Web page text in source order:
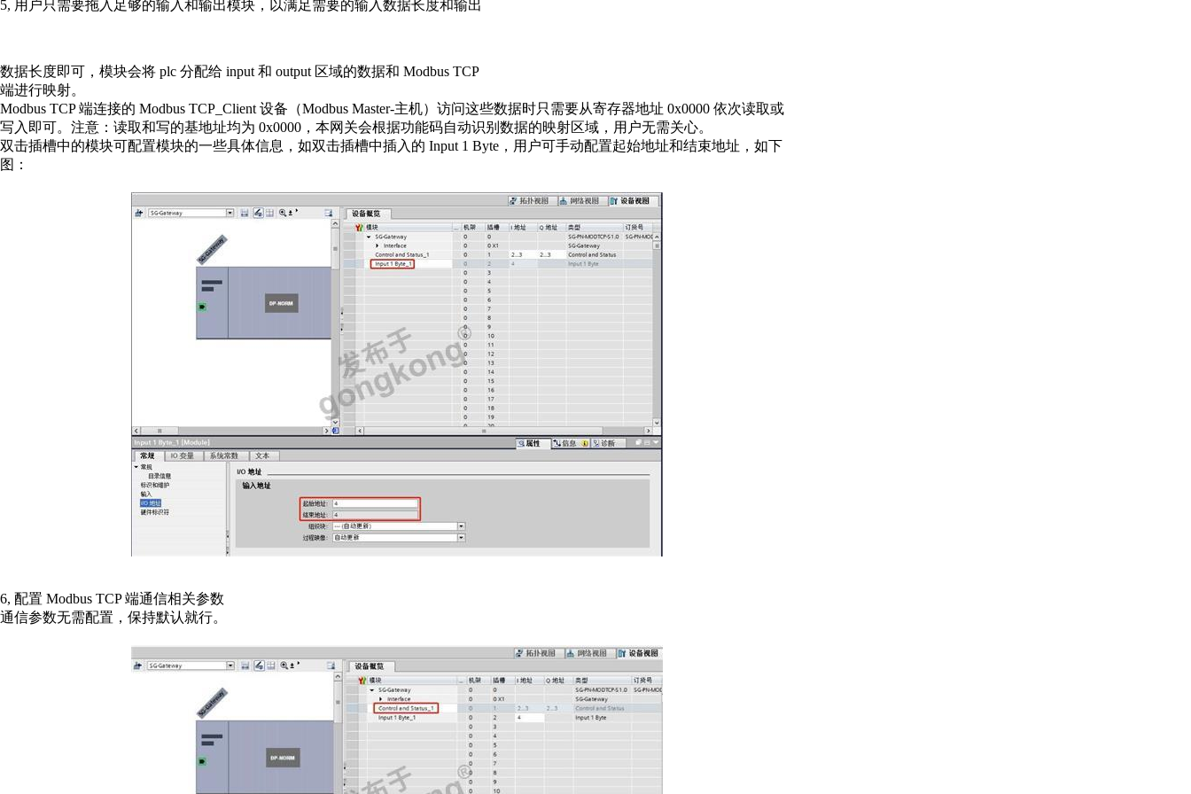
5, 用户只需要拖入足够的输入和输出模块，以满足需要的输入数据长度和输出
数据长度即可，模块会将 plc 分配给 input 和 output 区域的数据和 Modbus TCP
端进行映射。
Modbus TCP 端连接的 Modbus TCP_Client 设备（Modbus Master-主机）访问这些数据时只需要从寄存器地址 0x0000 依次读取或
写入即可。注意：读取和写的基地址均为 0x0000，本网关会根据功能码自动识别数据的映射区域，用户无需关心。
双击插槽中的模块可配置模块的一些具体信息，如双击插槽中插入的 Input 1 Byte，用户可手动配置起始地址和结束地址，如下
图：
6, 配置 Modbus TCP 端通信相关参数
通信参数无需配置，保持默认就行。